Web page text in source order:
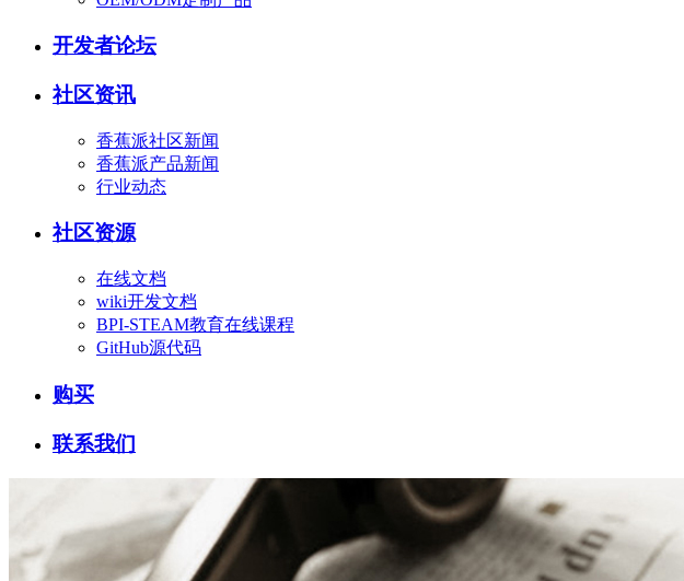
开发者论坛
社区资讯
香蕉派社区新闻
香蕉派产品新闻
行业动态
社区资源
在线文档
wiki开发文档
BPI-STEAM教育在线课程
GitHub源代码
购买
联系我们